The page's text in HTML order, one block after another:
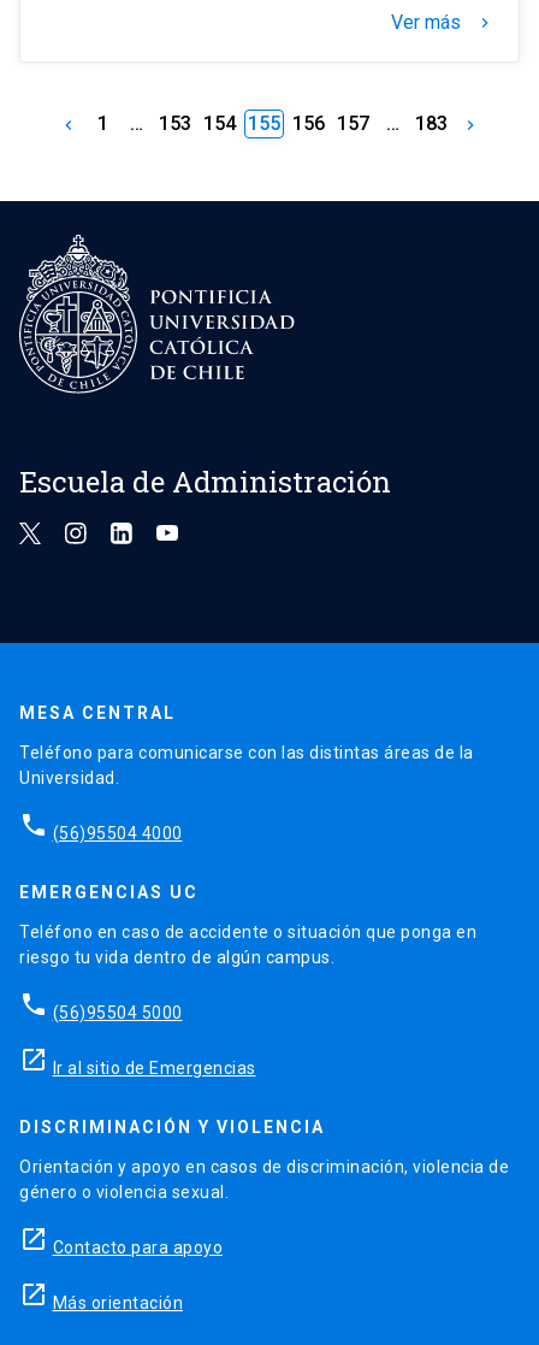
Ver más keyboard_arrow_right
keyboard_arrow_left 1 … 153 154 155 156 157 … 183 keyboard_arrow_right
Escuela de Administración
MESA CENTRAL
Teléfono para comunicarse con las distintas áreas de la
Universidad.
phone (56)95504 4000
EMERGENCIAS UC
Teléfono en caso de accidente o situación que ponga en
riesgo tu vida dentro de algún campus.
phone (56)95504 5000
launch Ir al sitio de Emergencias
DISCRIMINACIÓN Y VIOLENCIA
Orientación y apoyo en casos de discriminación, violencia de
género o violencia sexual.
launch Contacto para apoyo
launch Más orientación